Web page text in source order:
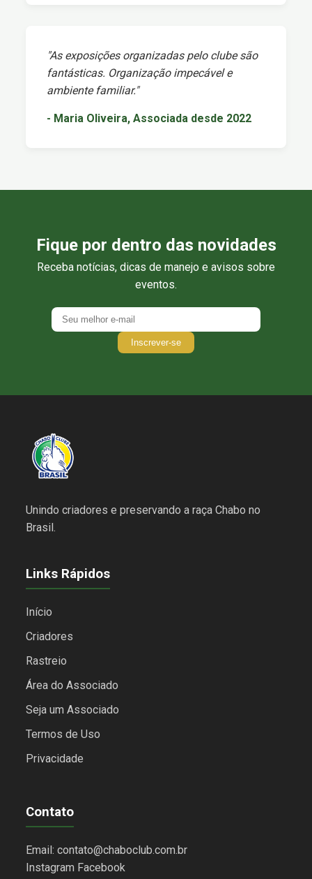
"As exposições organizadas pelo clube são
fantásticas. Organização impecável e
ambiente familiar."
- Maria Oliveira, Associada desde 2022
Fique por dentro das novidades
Receba notícias, dicas de manejo e avisos sobre
eventos.
Inscrever-se
Unindo criadores e preservando a raça Chabo no
Brasil.
Links Rápidos
Início
Criadores
Rastreio
Área do Associado
Seja um Associado
Termos de Uso
Privacidade
Contato
Email: contato@chaboclub.com.br
Instagram Facebook